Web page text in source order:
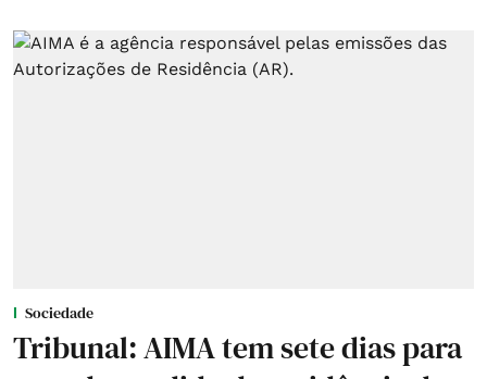
Sociedade
Tribunal: AIMA tem sete dias para